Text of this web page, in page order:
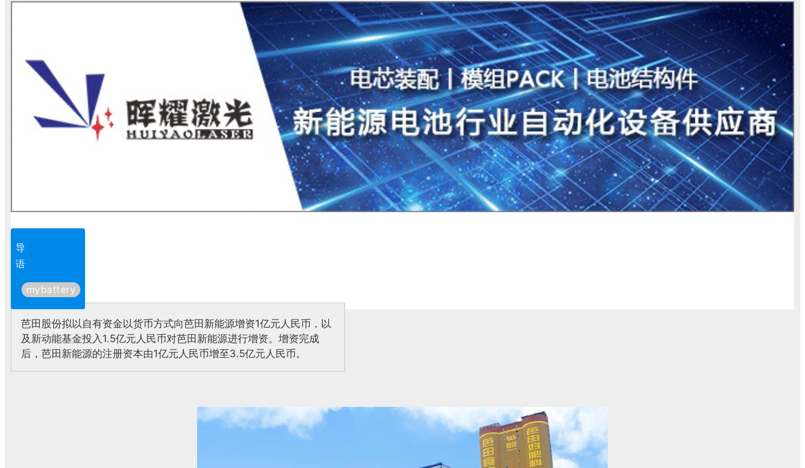
导
语
mybattery
芭田股份拟以自有资金以货币方式向芭田新能源增资1亿元人民币，以
及新动能基金投入1.5亿元人民币对芭田新能源进行增资。 增资完成
后，芭田新能源的注册资本由1亿元人民币增至3.5亿元人民币。